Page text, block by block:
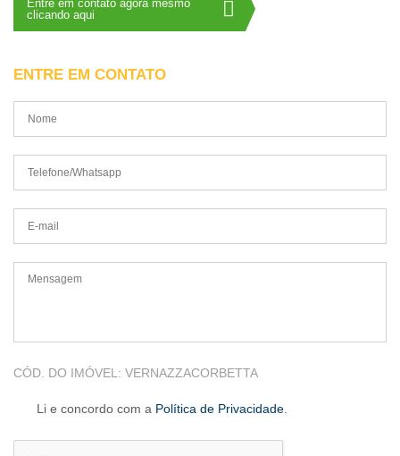
Entre em contato agora mesmo
clicando aqui
ENTRE EM CONTATO
CÓD. DO IMÓVEL: VERNAZZACORBETTA
Li e concordo com a Política de Privacidade